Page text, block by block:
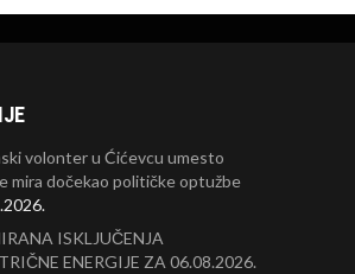
volonter u Ćićevcu umesto
mira dočekao političke optužbe
ISKLJUČENJA
ENERGIJE ZA 06.08.2026.